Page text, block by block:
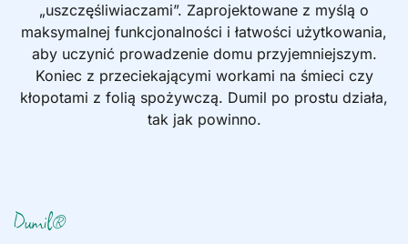
„uszczęśliwiaczami”. Zaprojektowane z myślą o
maksymalnej funkcjonalności i łatwości użytkowania,
aby uczynić prowadzenie domu przyjemniejszym.
Koniec z przeciekającymi workami na śmieci czy
kłopotami z folią spożywczą. Dumil po prostu działa,
tak jak powinno.
Dumil®